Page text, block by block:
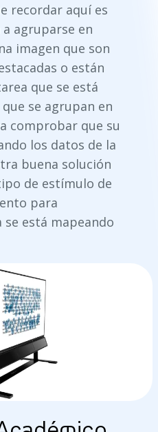
recordar aquí es
agruparse en
imagen que son
o están
que se está
se agrupan en
comprobar que su
los datos de la
buena solución
de estímulo de
para
está mapeando